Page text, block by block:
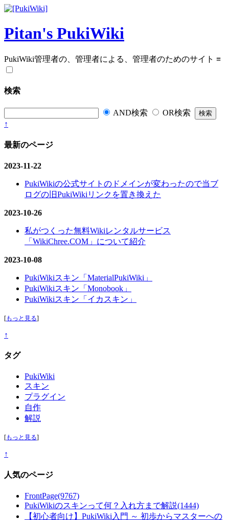
Pitan's PukiWiki
PukiWiki管理者の、管理者による、管理者のためのサイト ≡
検索
AND検索
OR検索
↑
最新のページ
2023-11-22
PukiWikiの公式サイトのドメインが変わったので当ブ
ログの旧PukiWikiリンクを置き換えた
2023-10-26
私がつくった無料Wikiレンタルサービス
「WikiChree.COM」について紹介
2023-10-08
PukiWikiスキン「MaterialPukiWiki」
PukiWikiスキン「Monobook」
PukiWikiスキン「イカスキン」
[もっと見る]
↑
タグ
PukiWiki
スキン
プラグイン
自作
解説
[もっと見る]
↑
人気のページ
FrontPage(9767)
PukiWikiのスキンって何？入れ方まで解説(1444)
【初心者向け】PukiWiki入門 ～ 初歩からマスターへの